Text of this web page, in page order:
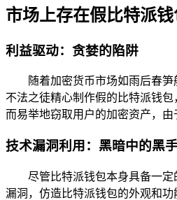
市场上存在假比特派
利益驱动：贪婪的陷阱
随着加密货币市场如雨后春
不法之徒精心制作假的比特派钱
而易举地窃取用户的加密资产，
技术漏洞利用：黑暗中的黑
尽管比特派钱包本身具备一
漏洞，仿造比特派钱包的外观和